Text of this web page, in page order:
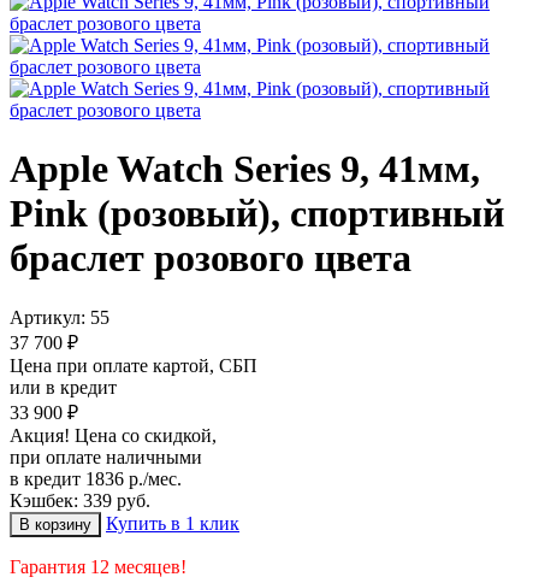
Apple Watch Series 9, 41мм,
Pink (розовый), спортивный
браслет розового цвета
Артикул: 55
37 700 ₽
Цена при оплате картой, СБП
или в кредит
33 900 ₽
Акция! Цена со скидкой,
при оплате наличными
в кредит 1836 р./мес.
Кэшбек: 339 руб.
Купить в 1 клик
Гарантия 12 месяцев!